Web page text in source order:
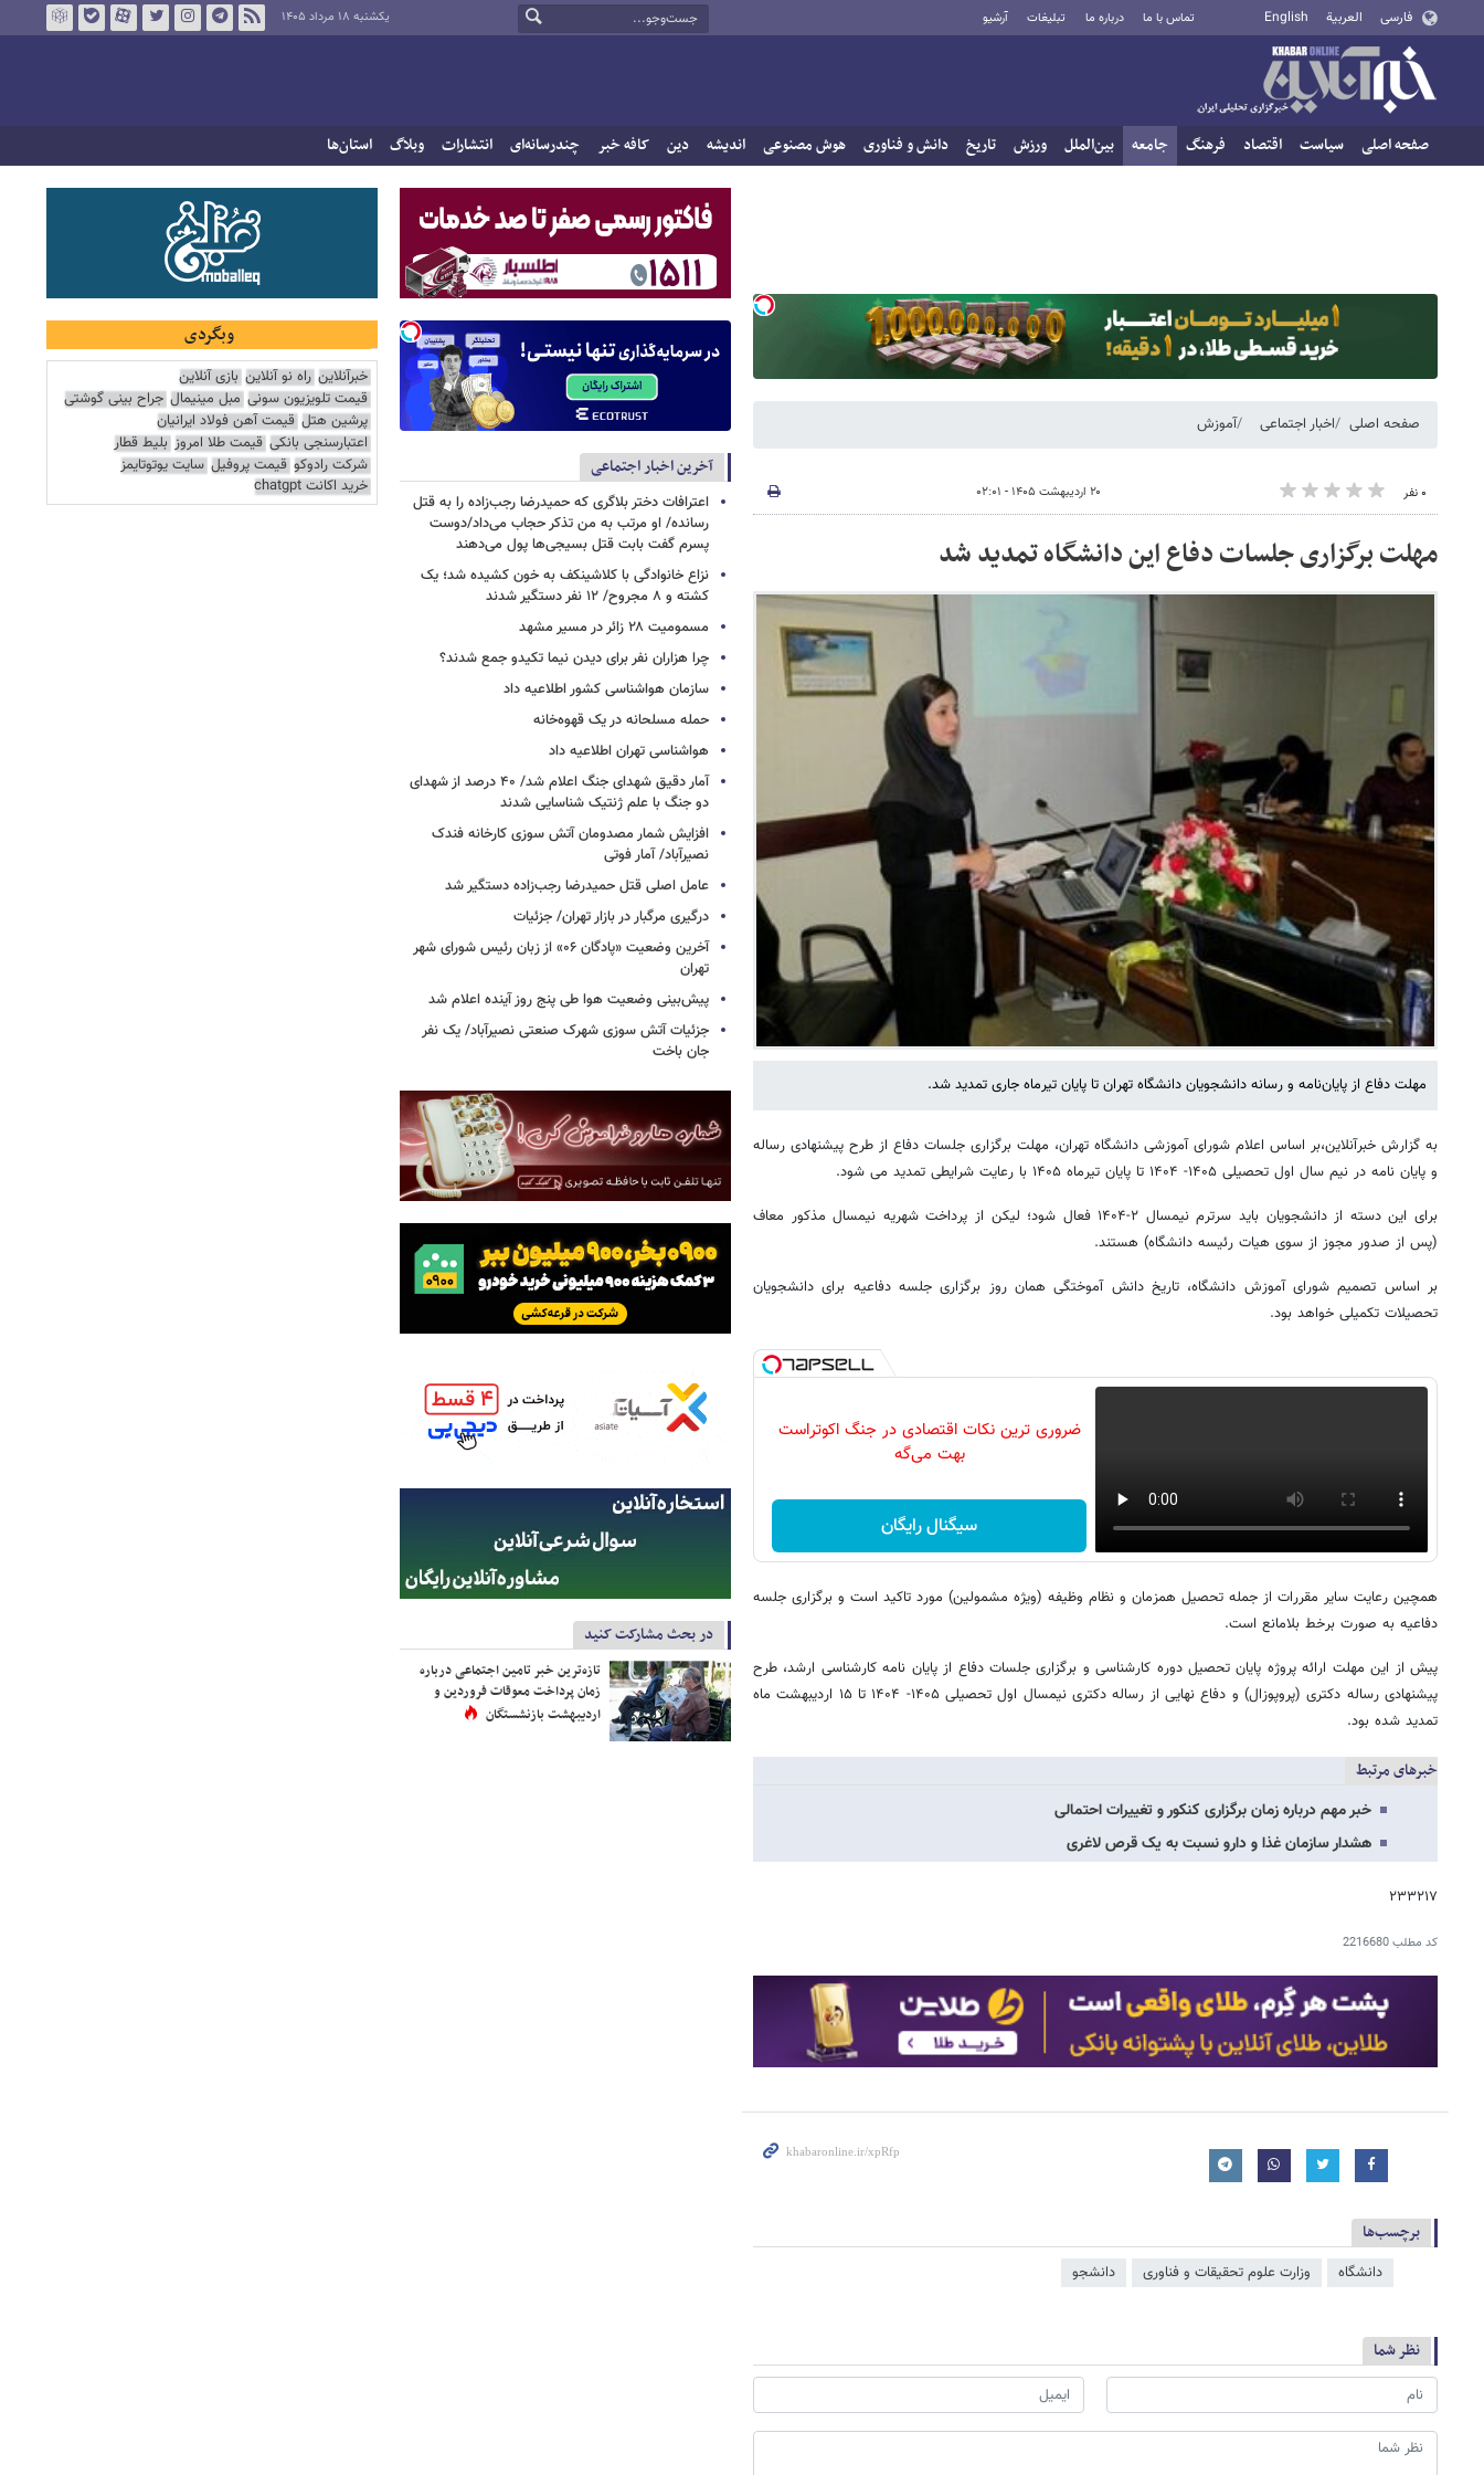
فارسی العربية English تماس با ما درباره ما تبلیغات آرشیو یکشنبه ۱۸ مرداد ۱۴۰۵
صفحه اصلی سیاست اقتصاد فرهنگ جامعه بین‌الملل ورزش تاریخ دانش و فناوری هوش مصنوعی اندیشه دین کافه خبر چندرسانه‌ای انتشارات وبلاگ استان‌ها
صفحه اصلی اخبار اجتماعی آموزش
۰ نفر ۲۰ اردیبهشت ۱۴۰۵ - ۰۲:۰۱
مهلت برگزاری جلسات دفاع این دانشگاه تمدید شد
مهلت دفاع از پایان‌نامه و رسانه دانشجویان دانشگاه تهران تا پایان تیرماه جاری تمدید شد.
به گزارش خبرآنلاین،بر اساس اعلام شورای آموزشی دانشگاه تهران، مهلت برگزاری جلسات دفاع از طرح پیشنهادی رساله
و پایان نامه در نیم سال اول تحصیلی ۱۴۰۵- ۱۴۰۴ تا پایان تیرماه ۱۴۰۵ با رعایت شرایطی تمدید می شود.
برای این دسته از دانشجویان باید سرترم نیمسال ۲-۱۴۰۴ فعال شود؛ لیکن از پرداخت شهریه نیمسال مذکور معاف
(پس از صدور مجوز از سوی هیات رئیسه دانشگاه) هستند.
بر اساس تصمیم شورای آموزش دانشگاه، تاریخ دانش آموختگی همان روز برگزاری جلسه دفاعیه برای دانشجویان
تحصیلات تکمیلی خواهد بود.
ضروری ترین نکات اقتصادی در جنگ اکوتراست
بهت می‌گه
سیگنال رایگان
همچین رعایت سایر مقررات از جمله تحصیل همزمان و نظام وظیفه (ویژه مشمولین) مورد تاکید است و برگزاری جلسه
دفاعیه به صورت برخط بلامانع است.
پیش از این مهلت ارائه پروژه پایان تحصیل دوره کارشناسی و برگزاری جلسات دفاع از پایان نامه کارشناسی ارشد، طرح
پیشنهادی رساله دکتری (پروپوزال) و دفاع نهایی از رساله دکتری نیمسال اول تحصیلی ۱۴۰۵- ۱۴۰۴ تا ۱۵ اردیبهشت ماه
تمدید شده بود.
خبرهای مرتبط
خبر مهم درباره زمان برگزاری کنکور و تغییرات احتمالی
هشدار سازمان غذا و دارو نسبت به یک قرص لاغری
۲۳۳۲۱۷
کد مطلب2216680
برچسب‌ها
دانشگاه وزارت علوم تحقیقات و فناوری دانشجو
نظر شما
آخرین اخبار اجتماعی
اعترافات دختر بلاگری که حمیدرضا رجب‌زاده را به قتل
رسانده/ او مرتب به من تذکر حجاب می‌داد/دوست
پسرم گفت بابت قتل بسیجی‌ها پول می‌دهند
نزاع خانوادگی با کلاشینکف به خون کشیده شد؛ یک
کشته و ۸ مجروح/ ۱۲ نفر دستگیر شدند
مسمومیت ۲۸ زائر در مسیر مشهد
چرا هزاران نفر برای دیدن نیما تکیدو جمع شدند؟
سازمان هواشناسی کشور اطلاعیه داد
حمله مسلحانه در یک قهوه‌خانه
هواشناسی تهران اطلاعیه داد
آمار دقیق شهدای جنگ اعلام شد/ ۴۰ درصد از شهدای
دو جنگ با علم ژنتیک شناسایی شدند
افزایش شمار مصدومان آتش سوزی کارخانه فندک
نصیرآباد/ آمار فوتی
عامل اصلی قتل حمیدرضا رجب‌زاده دستگیر شد
درگیری مرگبار در بازار تهران/ جزئیات
آخرین وضعیت «پادگان ۰۶» از زبان رئیس شورای شهر
تهران
پیش‌بینی وضعیت هوا طی پنج روز آینده اعلام شد
جزئیات آتش سوزی شهرک صنعتی نصیرآباد/ یک نفر
جان باخت
در بحث مشارکت کنید
تازه‌ترین خبر تامین اجتماعی درباره
زمان پرداخت معوقات فروردین و
اردیبهشت بازنشستگان
وبگردی
خبرآنلاین راه نو آنلاین بازی آنلاین
قیمت تلویزیون سونی مبل مینیمال جراح بینی گوشتی
پرشین هتل قیمت آهن فولاد ایرانیان
اعتبارسنجی بانکی قیمت طلا امروز بلیط قطار
شرکت رادوکو قیمت پروفیل سایت یوتوتایمز
خرید اکانت chatgpt